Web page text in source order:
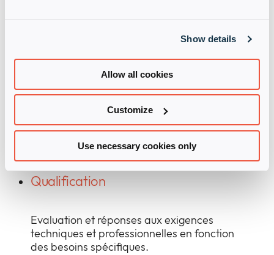
Show details
Allow all cookies
Customize
Use necessary cookies only
votre environnement ou dans un cadre de
Processus de formation des équipes
et développer des opportunités de projet.
Qualification
Evaluation et réponses aux exigences
techniques et professionnelles en fonction
des besoins spécifiques.